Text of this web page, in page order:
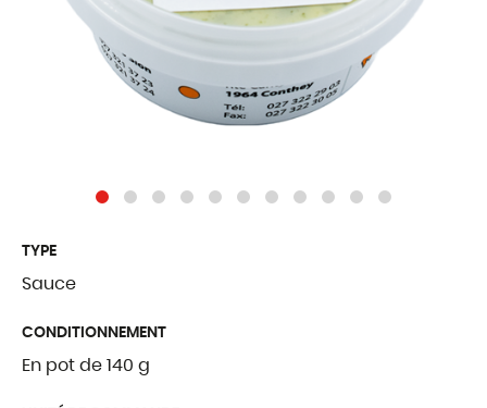
Traditions
Fromages
Produits
TYPE
Sauce
CONDITIONNEMENT
En pot de 140 g